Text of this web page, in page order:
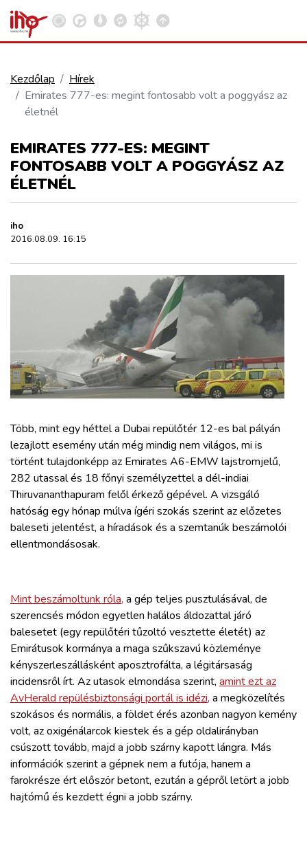
VASÚT
KÖZÚT
REPÜLÉS
KÖZLEKEDÉSFEJLESZTÉS
HAJÓZÁS
BLOG
ARCHÍVUM
WEBSHOP
BELÉPÉS
Kezdőlap
Hírek
Emirates 777-es: megint fontosabb volt a poggyász az
életnél
EMIRATES 777-ES: MEGINT
FONTOSABB VOLT A POGGYÁSZ AZ
ÉLETNÉL
iho
2016.08.09. 16:15
Több, mint egy héttel a Dubai repülőtér 12-es bal pályán
lezajlott esemény után még mindig nem világos, mi is
történt tulajdonképp az Emirates A6-EMW lajstromjelű,
282 utassal és 18 főnyi személyzettel a dél-indiai
Thiruvananthapuram felől érkező gépével. A vizsgáló
hatóság egy hónap múlva ígéri szokás szerint az előzetes
baleseti jelentést, a híradások és a szemtanúk beszámolói
ellentmondásosak.
Mint beszámoltunk róla, a gép teljes pusztulásával, de
szerencsés módon egyetlen halálos áldozattal járó
balesetet (egy repülőtéri tűzoltó vesztette életét) az
Emirátusok kormánya a maga szűkszavú közleménye
kényszerleszállásként aposztrofálta, a légitársaság
incidensről írt. Az utasok elmondása szerint, amint ezt az
AvHerald repülésbiztonsági portál is idézi, a megközelítés
szokásos és normális, a földet érés azonban nagyon kemény
volt, az oxigénálarcok kiestek és a gép oldalirányban
csúszott tovább, majd a jobb szárny kapott lángra. Más
információk szerint a gépnek nem a futója, hanem a
farokrésze ért először betont, ezután a gépről letört a jobb
hajtómű és kezdett égni a jobb szárny.